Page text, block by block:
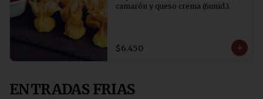
camarón y queso crema (6unid.).
$6.450
ENTRADAS FRIAS